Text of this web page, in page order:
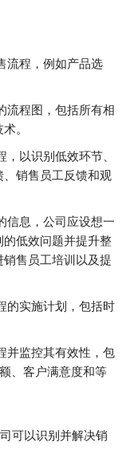
流程，例如产品选
流程图，包括所有相
。
以识别低效环节、
销售员工反馈和观
信息，公司应设想一
低效问题并提升整
售员工培训以及提
的实施计划，包括时
并监控其有效性，包
、客户满意度和等
可以识别并解决销